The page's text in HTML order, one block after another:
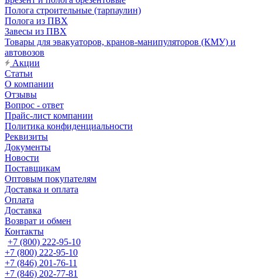
Полога строительные (тарпаулин)
Полога из ПВХ
Завесы из ПВХ
Товары для эвакуаторов, кранов-манипуляторов (КМУ) и
автовозов
Акции
Статьи
О компании
Отзывы
Вопрос - ответ
Прайс-лист компании
Политика конфиденциальности
Реквизиты
Документы
Новости
Поставщикам
Оптовым покупателям
Доставка и оплата
Оплата
Доставка
Возврат и обмен
Контакты
+7 (800) 222-95-10
+7 (800) 222-95-10
+7 (846) 201-76-11
+7 (846) 202-77-81